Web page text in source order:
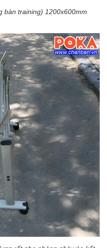
bàn training) 1200x600mm